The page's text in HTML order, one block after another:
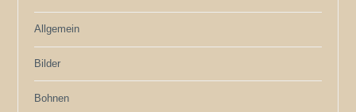
Allgemein
Bilder
Bohnen